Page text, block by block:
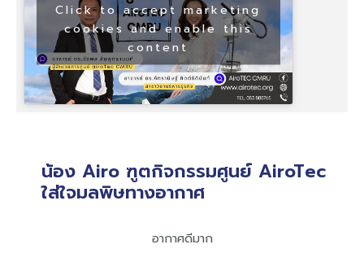
Click to accept marketing
cookies and enable this
content
น้อง Airo ฑูตกิจกรรมศูนย์ AiroTec
ใส่ใจมลพิษทางอากาศ
อากาศดีมาก